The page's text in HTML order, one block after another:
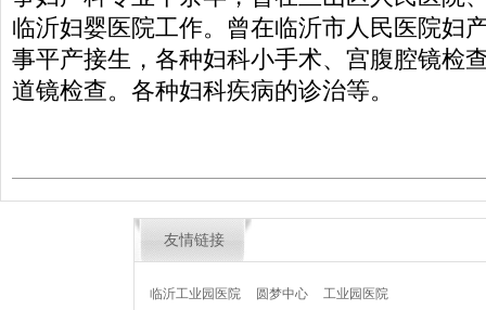
临沂妇婴医院工作。曾在临沂市人民医院妇
事平产接生，各种妇科小手术、宫腹腔镜检
道镜检查。各种妇科疾病的诊治等。
友情链接
临沂工业园医院 圆梦中心 工业园医院